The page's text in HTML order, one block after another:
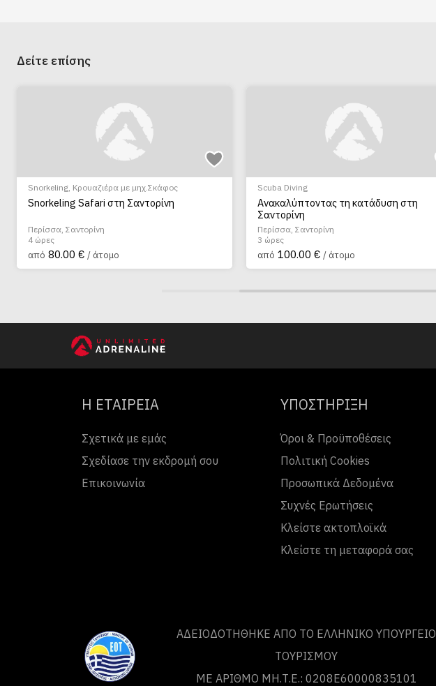
Δείτε επίσης
Snorkeling, Κρουαζιέρα με μηχ.Σκάφος
Snorkeling Safari στη Σαντορίνη
Περίσσα, Σαντορίνη
4 ώρες
από 80.00 € / άτομο
Scuba Diving
Ανακαλύπτοντας τη κατάδυση στη
Σαντορίνη
Περίσσα, Σαντορίνη
3 ώρες
από 100.00 € / άτομο
Η ΕΤΑΙΡΕΙΑ
Σχετικά με εμάς
Σχεδίασε την εκδρομή σου
Επικοινωνία
ΥΠΟΣΤΗΡΙΞΗ
Όροι & Προϋποθέσεις
Πολιτική Cookies
Προσωπικά Δεδομένα
Συχνές Ερωτήσεις
Κλείστε ακτοπλοϊκά
Κλείστε τη μεταφορά σας
ΑΔΕΙΟΔΟΤΗΘΗΚΕ ΑΠΟ ΤO ΕΛΛΗΝΙΚΟ ΥΠΟΥΡΓΕΙΟ
ΤΟΥΡΙΣΜΟΥ
ΜΕ ΑΡΙΘΜΟ ΜΗ.Τ.Ε.: 0208Ε60000835101